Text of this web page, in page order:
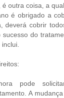
outra coisa, a
é obrigado a
deverá cobrir
sucesso do
pode
A